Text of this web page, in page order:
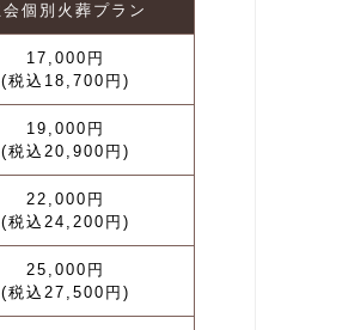
会個別火葬プラン
17,000円
(税込18,700円)
19,000円
(税込20,900円)
22,000円
(税込24,200円)
25,000円
(税込27,500円)